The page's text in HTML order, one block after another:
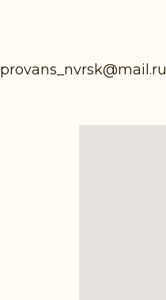
provans_nvrsk@mail.ru